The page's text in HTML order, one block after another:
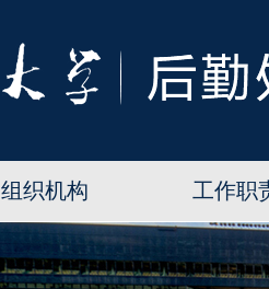
组织机构 工作职